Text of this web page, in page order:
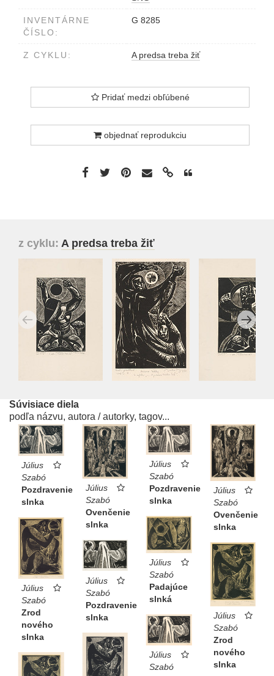
INVENTÁRNE
ČÍSLO:
G 8285
Z CYKLU: A predsa treba žiť
Pridať medzi obľúbené
objednať reprodukciu
z cyklu: A predsa treba žiť
Súvisiace diela
podľa názvu, autora / autorky, tagov...
Július
Szabó
Pozdravenie
slnka
Július
Szabó
Ovenčenie
slnka
Július
Szabó
Pozdravenie
slnka
Július
Szabó
Ovenčenie
slnka
Július
Szabó
Padajúce
slnká
Július
Szabó
Zrod
nového
slnka
Július
Szabó
Pozdravenie
slnka
Július
Szabó
Zrod
nového
slnka
Július
Szabó